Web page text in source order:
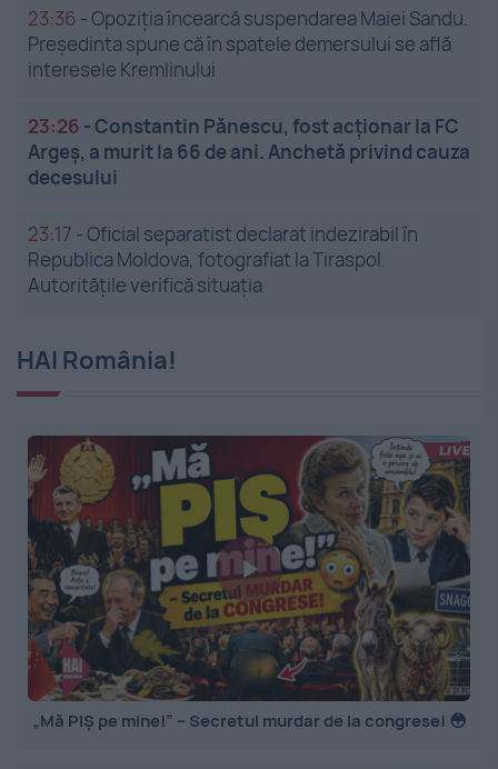
23:36 -Opoziția încearcă suspendarea Maiei Sandu.
Președinta spune că în spatele demersului se află
interesele Kremlinului
23:26 -Constantin Pănescu, fost acționar la FC
Argeș, a murit la 66 de ani. Anchetă privind cauza
decesului
23:17 -Oficial separatist declarat indezirabil în
Republica Moldova, fotografiat la Tiraspol.
Autoritățile verifică situația
HAI România!
„Mă PIȘ pe mine!” – Secretul murdar de la congrese! 😳